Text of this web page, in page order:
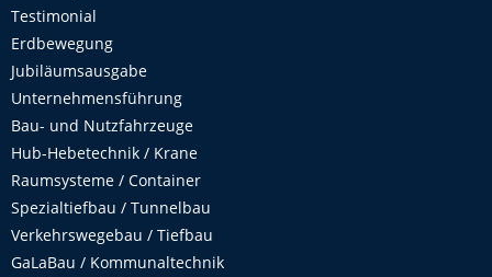
Testimonial
Erdbewegung
Jubiläumsausgabe
Unternehmensführung
Bau- und Nutzfahrzeuge
Hub-Hebetechnik / Krane
Raumsysteme / Container
Spezialtiefbau / Tunnelbau
Verkehrswegebau / Tiefbau
GaLaBau / Kommunaltechnik